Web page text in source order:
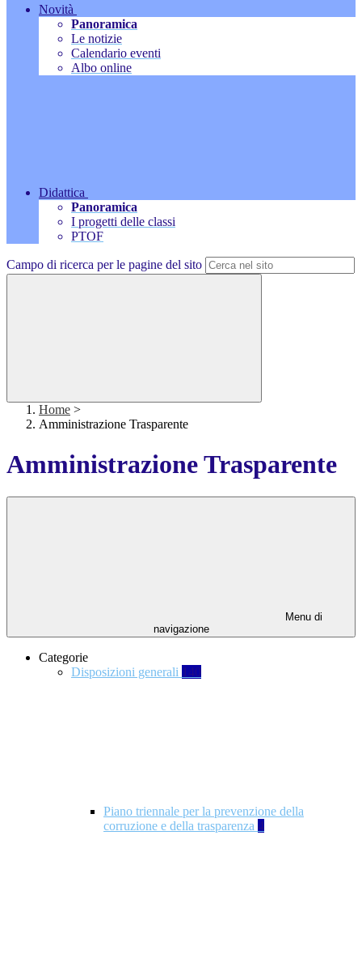
Novità
Panoramica
Le notizie
Calendario eventi
Albo online
Didattica
Panoramica
I progetti delle classi
PTOF
Campo di ricerca per le pagine del sito
Home >
Amministrazione Trasparente
Amministrazione Trasparente
Menu di
navigazione
Categorie
Disposizioni generali 140
Piano triennale per la prevenzione della
corruzione e della trasparenza 4